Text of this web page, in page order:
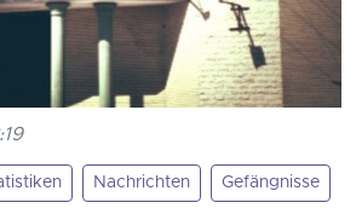
Nachrichten Gefängnisse